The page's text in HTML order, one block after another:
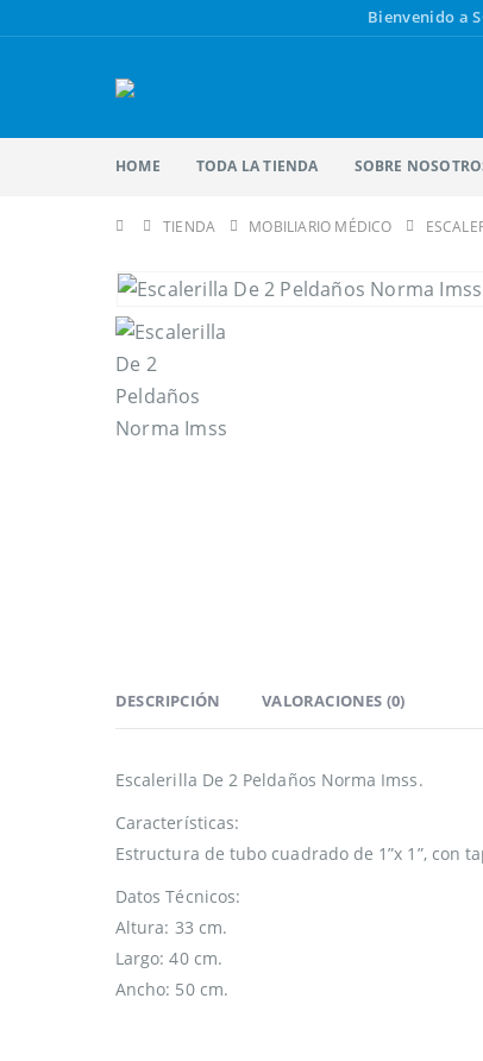
Bienvenido a
HOME TODA LA TIENDA SOBRE
TIENDA MOBILIARIO MÉDICO
DESCRIPCIÓN VALORACIONES (0)
Escalerilla De 2 Peldaños Norma Imss.
Características:
Estructura de tubo cuadrado de 1”x 1”, con
Datos Técnicos:
Altura: 33 cm.
Largo: 40 cm.
Ancho: 50 cm.